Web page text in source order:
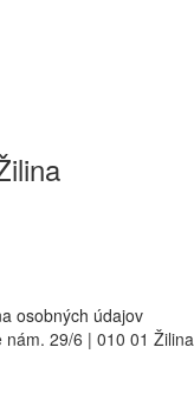
osobných údajov
nám. 29/6 | 010 01 Žilina